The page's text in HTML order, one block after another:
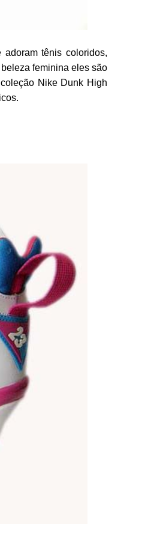
tênis coloridos,
feminina eles são
Nike Dunk High